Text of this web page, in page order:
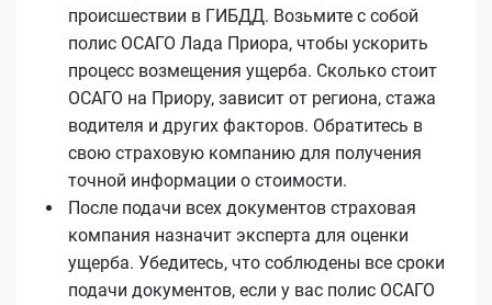
происшествии в ГИБДД. Возьмите с собой
полис ОСАГО Лада Приора, чтобы ускорить
процесс возмещения ущерба. Сколько стоит
ОСАГО на Приору, зависит от региона, стажа
водителя и других факторов. Обратитесь в
свою страховую компанию для получения
точной информации о стоимости.
После подачи всех документов страховая
компания назначит эксперта для оценки
ущерба. Убедитесь, что соблюдены все сроки
подачи документов, если у вас полис ОСАГО